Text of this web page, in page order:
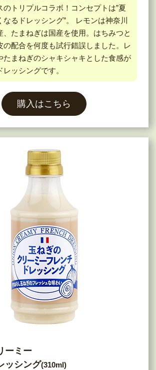
のトリプルコラボ！コンセプトは”夏
なるドレッシング”。 レモンは神奈川
、たまねぎは国産を使用。はちみつと
の配合を何度も試行錯誤しました。レ
たまねぎのシャキシャキとした食感が
レッシングです。
購入はこちら
ーミー
ッシング(310ml)